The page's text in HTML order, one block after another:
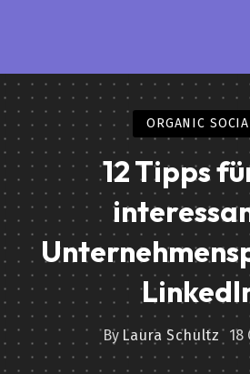
ORGANIC
12 Tipps
By Laura Schultz 18